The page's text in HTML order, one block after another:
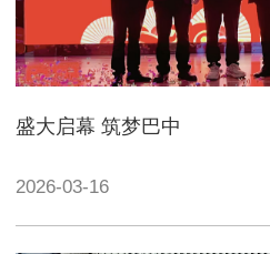
盛大启幕 筑梦巴中
2026-03-16